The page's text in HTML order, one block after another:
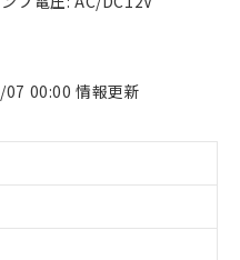
00:00 情報更新